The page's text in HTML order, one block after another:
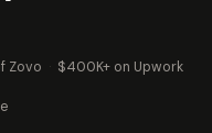
Zovo · $400K+ on Upwork